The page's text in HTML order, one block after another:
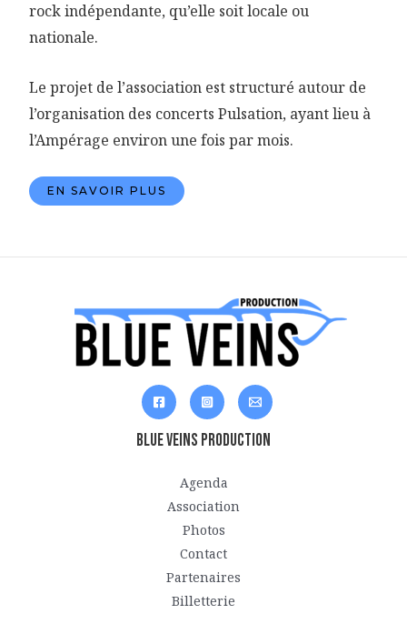
rock indépendante, qu’elle soit locale ou
nationale.
Le projet de l’association est structuré autour de
l’organisation des concerts Pulsation, ayant lieu à
l’Ampérage environ une fois par mois.
EN SAVOIR PLUS
Blue Veins Production
Agenda
Association
Photos
Contact
Partenaires
Billetterie